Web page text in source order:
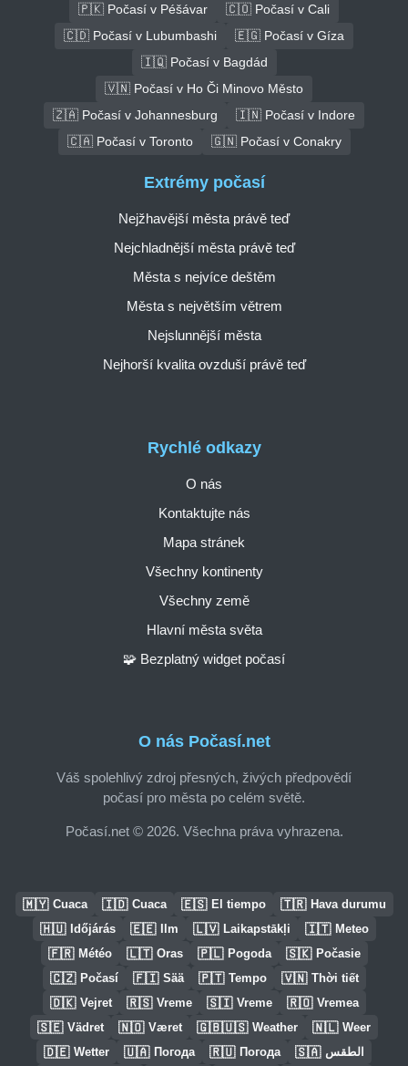
🇵🇰 Počasí v Péšávar
🇨🇴 Počasí v Cali
🇨🇩 Počasí v Lubumbashi
🇪🇬 Počasí v Gíza
🇮🇶 Počasí v Bagdád
🇻🇳 Počasí v Ho Či Minovo Město
🇿🇦 Počasí v Johannesburg
🇮🇳 Počasí v Indore
🇨🇦 Počasí v Toronto
🇬🇳 Počasí v Conakry
O nás Počasí.net
Váš spolehlivý zdroj přesných, živých předpovědí
počasí pro města po celém světě.
Počasí.net © 2026. Všechna práva vyhrazena.
Rychlé odkazy
O nás
Kontaktujte nás
Mapa stránek
Všechny kontinenty
Všechny země
Hlavní města světa
🧩 Bezplatný widget počasí
Extrémy počasí
Nejžhavější města právě teď
Nejchladnější města právě teď
Města s nejvíce deštěm
Města s největším větrem
Nejslunnější města
Nejhorší kvalita ovzduší právě teď
🇲🇾 Cuaca 🇮🇩 Cuaca 🇪🇸 El tiempo 🇹🇷 Hava durumu
🇭🇺 Időjárás 🇪🇪 Ilm 🇱🇻 Laikapstākļi 🇮🇹 Meteo
🇫🇷 Météo 🇱🇹 Oras 🇵🇱 Pogoda 🇸🇰 Počasie
🇨🇿 Počasí 🇫🇮 Sää 🇵🇹 Tempo 🇻🇳 Thời tiết
🇩🇰 Vejret 🇷🇸 Vreme 🇸🇮 Vreme 🇷🇴 Vremea
🇸🇪 Vädret 🇳🇴 Været 🇬🇧🇺🇸 Weather 🇳🇱 Weer
🇩🇪 Wetter 🇺🇦 Погода 🇷🇺 Погода 🇸🇦 الطقس